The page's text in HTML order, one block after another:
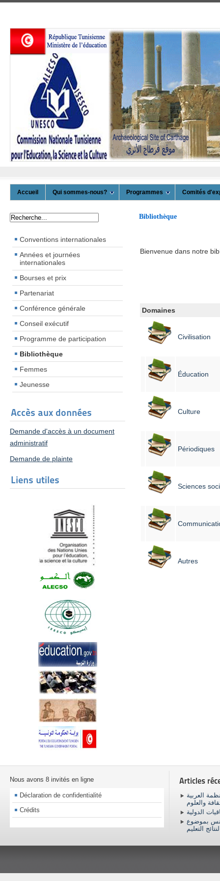
Accueil Qui sommes-nous? Programmes Comités
Conventions internationales
Années et journées
internationales
Bourses et prix
Partenariat
Conférence générale
Conseil exécutif
Programme de participation
Bibliothèque
Femmes
Jeunesse
Accès aux données
Demande d'accès à un document
administratif
Demande de plainte
Liens utiles
Bibliothèque
Bienvenue dans notre
Domaines
Civilisation
Éducation
Culture
Périodiques
Sciences
Autres
Nous avons 8 invités en ligne
Déclaration de confidentialité
Crédits
Articles
العربية
والعلوم
الدولية
بموضوع
التعليم